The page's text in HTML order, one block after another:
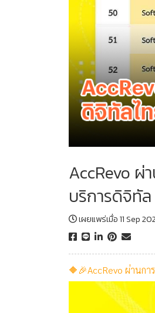
AccRevo ผ่
บริการดิจิทั
เผยแพร่เมื่อ 11 Sep
🔶🎉AccRevo ผ่านก